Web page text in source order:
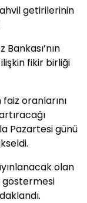
getirilerinin
fikir birliği
oranlarını
Pazartesi günü
olan
göstermesi